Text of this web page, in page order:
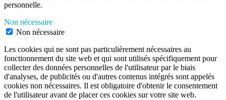
personnelle.
Non nécessaire
Non nécessaire
Les cookies qui ne sont pas particulièrement nécessaires au
fonctionnement du site web et qui sont utilisés spécifiquement pour
collecter des données personnelles de l'utilisateur par le biais
d'analyses, de publicités ou d'autres contenus intégrés sont appelés
cookies non nécessaires. Il est obligatoire d'obtenir le consentement
de l'utilisateur avant de placer ces cookies sur votre site web.